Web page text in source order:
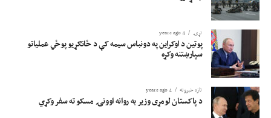
نړۍ 4 years ago
پوتین د اوکراین په دونباس سیمه کې د ځانګړیو پوځي عملیاتو
سپارښتنه وکړه
تازه خبرونه 4 years ago
د پاکستان لومړی وزیر به روانه اوونۍ مسکو ته سفر وکړي